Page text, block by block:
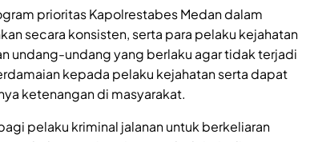
prioritas Kapolrestabes Medan dalam
secara konsisten, serta para pelaku kejahatan
undang-undang yang berlaku agar tidak terjadi
kepada pelaku kejahatan serta dapat
ketenangan di masyarakat.
pelaku kriminal jalanan untuk berkeliaran